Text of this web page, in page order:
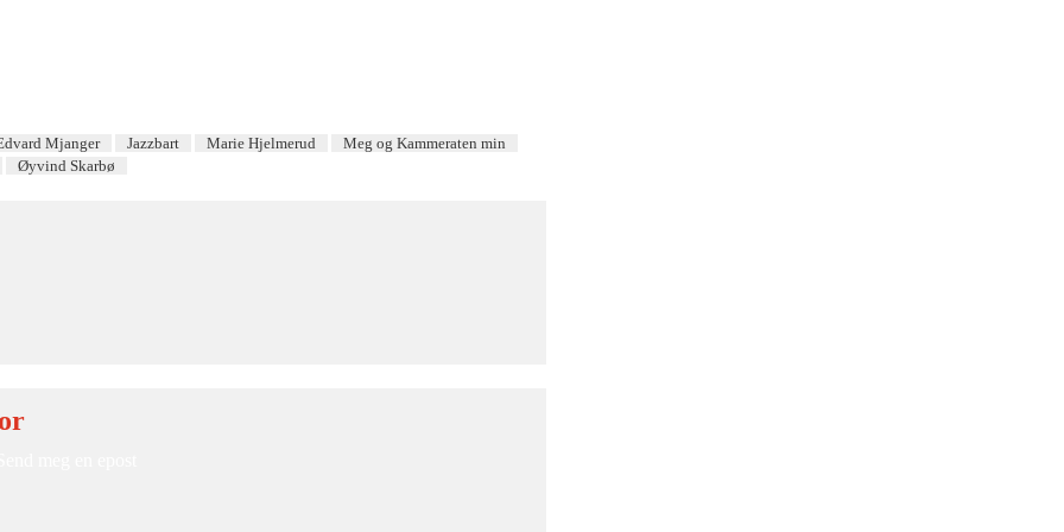
Mjanger Jazzbart Marie Hjelmerud
Meg og Kammeraten min
Øyvind Skarbø